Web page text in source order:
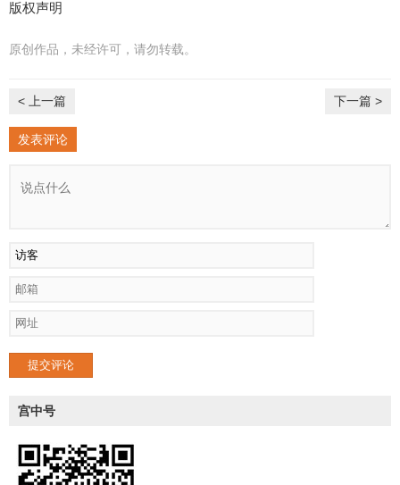
版权声明
原创作品，未经许可，请勿转载。
< 上一篇 下一篇 >
发表评论
提交评论
宫中号